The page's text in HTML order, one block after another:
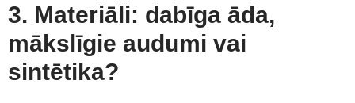
3. Materiāli: dabīga āda,
mākslīgie audumi vai
sintētika?